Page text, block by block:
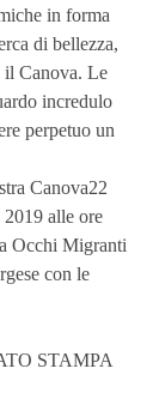
in forma
di bellezza,
Canova. Le
incredulo
perpetuo un
Canova22
2019 alle ore
Occhi Migranti
con le
STAMPA